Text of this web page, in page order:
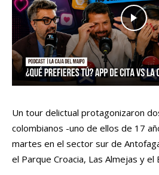
Un tour delictual protagonizaron
colombianos -uno de ellos de 17
martes en el sector sur de
el Parque Croacia, Las Almejas y el